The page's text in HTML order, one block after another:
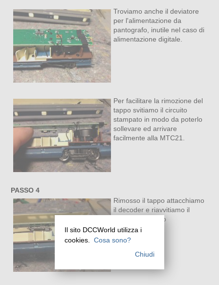
Troviamo anche il deviatore
per l'alimentazione da
pantografo, inutile nel caso di
alimentazione digitale.
Per facilitare la rimozione del
tappo svitiamo il circuito
stampato in modo da poterlo
sollevare ed arrivare
facilmente alla MTC21.
PASSO 4
Rimosso il tappo attacchiamo
il decoder e riavvitiamo il
circuito stampato
Il sito DCCWorld utilizza i
cookies.
Cosa sono?
Chiudi